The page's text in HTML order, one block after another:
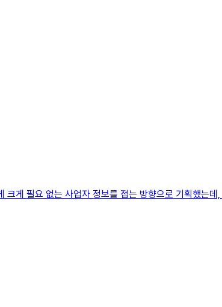
게 필요 없는 사업자 정보를 접는 방향으로 기획했는